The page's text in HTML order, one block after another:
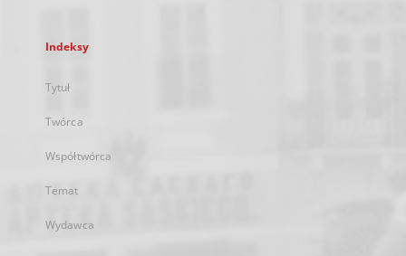
Indeksy
Tytuł
Twórca
Współtwórca
Temat
Wydawca